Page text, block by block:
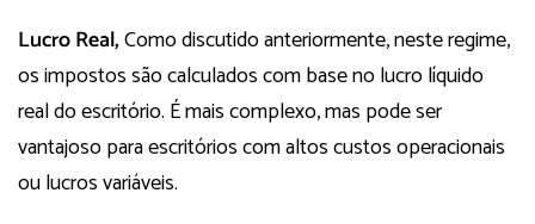
Lucro Real,Como discutido anteriormente, neste regime,
os impostos são calculados com base no lucro líquido
real do escritório. É mais complexo, mas pode ser
vantajoso para escritórios com altos custos operacionais
ou lucros variáveis.